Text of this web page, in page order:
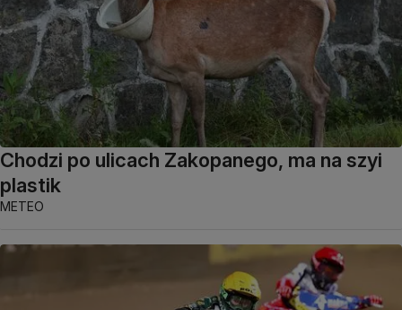
Chodzi po ulicach Zakopanego, ma na szyi
plastik
METEO